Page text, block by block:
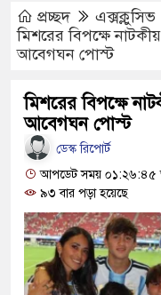
নতুন বাহিনী, খসড়া আইন
পুলিশকে পিটিয়ে
ক্লিনিকে রোগী
নির্দেশ স্বাস্থ্যমন্ত্রীর
দ্বন্দ্বে বন্ধুকে হত্যা,
ইসরাইল চূড়ান্ত বৈঠক, নজরে
জুলাই আন্দোলনে
প্রচ্ছদ
এক্সক্লুসিভ
মিশরের বিপক্ষে
আবেগঘন পোস্ট
মিশরের বিপক্ষে
আবেগঘন পোস্ট
ডেস্ক রিপোর্ট
আপডেট সময় ০১:২৬:৪৫
৯৩ বার পড়া হয়েছে